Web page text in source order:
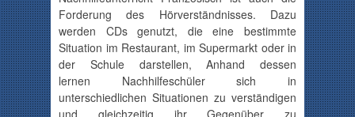
Forderung des Hörverständnisses. Dazu
werden CDs genutzt, die eine bestimmte
Situation im Restaurant, im Supermarkt oder in
der Schule darstellen, Anhand dessen
lernen
Nachhilfeschüler
sich in
unterschiedlichen Situationen zu verständigen